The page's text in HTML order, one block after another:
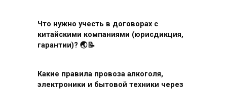
Что нужно учесть в договорах с
китайскими компаниями (юрисдикция,
гарантии)? 🌏📝
Какие правила провоза алкоголя,
электроники и бытовой техники через